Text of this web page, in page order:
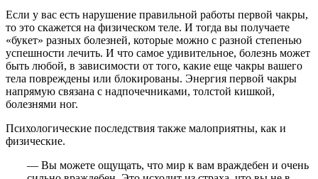
Если у вас есть нарушение правильной работы первой чакры,
то это скажется на физическом теле. И тогда вы получаете
«букет» разных болезней, которые можно с разной степенью
успешности лечить. И что самое удивительное, болезнь может
быть любой, в зависимости от того, какие еще чакры вашего
тела повреждены или блокированы. Энергия первой чакры
напрямую связана с надпочечниками, толстой кишкой,
болезнями ног.
Психологические последствия также малоприятны, как и
физические.
— Вы можете ощущать, что мир к вам враждебен и очень